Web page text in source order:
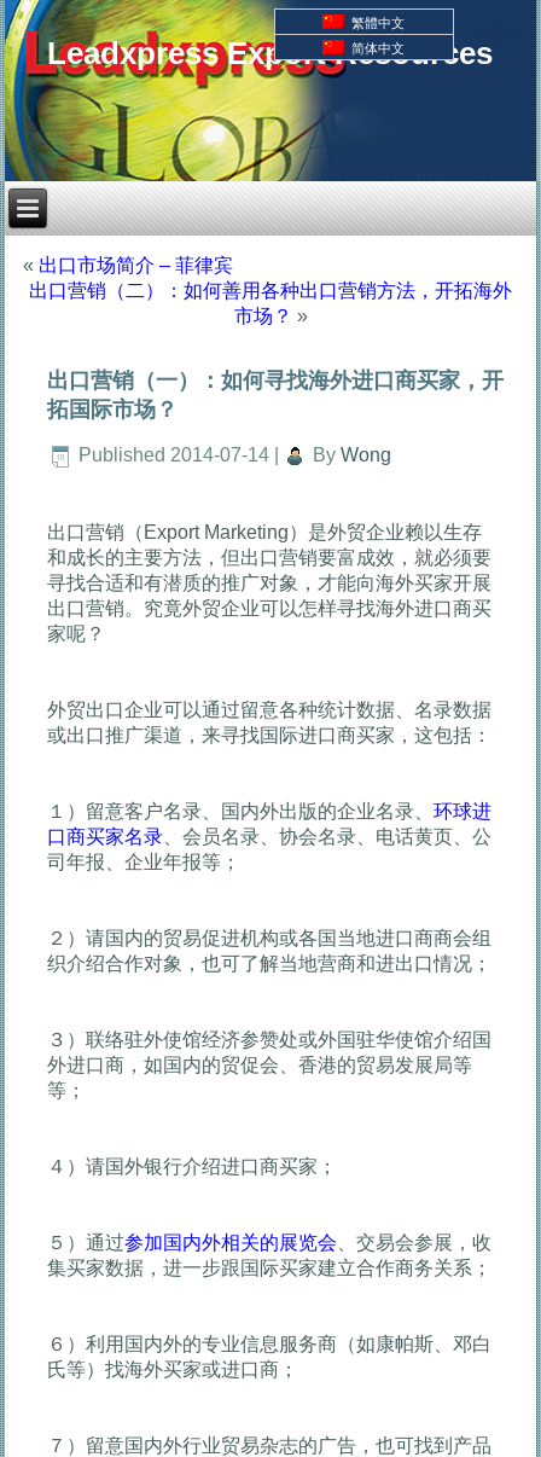
Leadxpress Export Resources
繁體中文
简体中文
« 出口市场简介 – 菲律宾
出口营销（二）：如何善用各种出口营销方法，开拓海外
市场？ »
出口营销（一）：如何寻找海外进口商买家，开
拓国际市场？
Published 2014-07-14 By Wong
出口营销（Export Marketing）是外贸企业赖以生存
和成长的主要方法，但出口营销要富成效，就必须要
寻找合适和有潜质的推广对象，才能向海外买家开展
出口营销。究竟外贸企业可以怎样寻找海外进口商买
家呢？
外贸出口企业可以通过留意各种统计数据、名录数据
或出口推广渠道，来寻找国际进口商买家，这包括：
１）留意客户名录、国内外出版的企业名录、环球进
口商买家名录 、会员名录、协会名录、电话黄页、公
司年报、企业年报等；
２）请国内的贸易促进机构或各国当地进口商商会组
织介绍合作对象，也可了解当地营商和进出口情况；
３）联络驻外使馆经济参赞处或外国驻华使馆介绍国
外进口商，如国内的贸促会、香港的贸易发展局等
等；
４）请国外银行介绍进口商买家；
５）通过参加国内外相关的展览会 、交易会参展，收
集买家数据，进一步跟国际买家建立合作商务关系；
６）利用国内外的专业信息服务商（如康帕斯、邓白
氏等）找海外买家或进口商；
７）留意国内外行业贸易杂志的广告，也可找到产品